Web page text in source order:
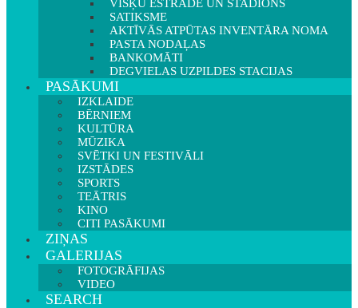
VIŠĶU ESTRĀDE UN STADIONS
SATIKSME
AKTĪVĀS ATPŪTAS INVENTĀRA NOMA
PASTA NODAĻAS
BANKOMĀTI
DEGVIELAS UZPILDES STACIJAS
PASĀKUMI
IZKLAIDE
BĒRNIEM
KULTŪRA
MŪZIKA
SVĒTKI UN FESTIVĀLI
IZSTĀDES
SPORTS
TEĀTRIS
KINO
CITI PASĀKUMI
ZIŅAS
GALERIJAS
FOTOGRĀFIJAS
VIDEO
SEARCH